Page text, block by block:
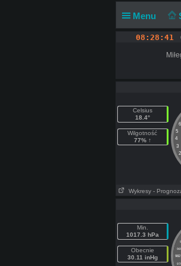
Menu
08:28:41
Celsius
18.4°
Wilgotność
77% ↑
6
5
4
3
2
Wykresy -
Min.
1017.3 hPa
Obecnie
30.11 inHg
982